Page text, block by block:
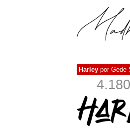
Harley por Gede